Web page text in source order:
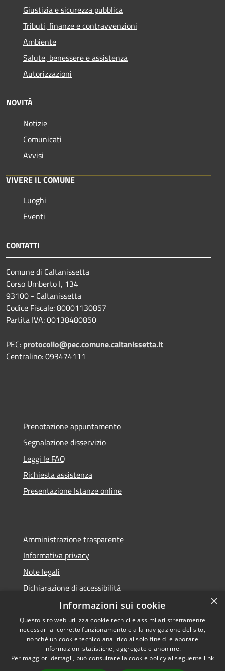
Giustizia e sicurezza pubblica
Tributi, finanze e contravvenzioni
Ambiente
Salute, benessere e assistenza
Autorizzazioni
NOVITÀ
Notizie
Comunicati
Avvisi
VIVERE IL COMUNE
Luoghi
Eventi
CONTATTI
Comune di Caltanissetta
Corso Umberto I, 134
93100 - Caltanissetta
Codice Fiscale: 80001130857
Partita IVA: 00138480850
PEC: protocollo@pec.comune.caltanissetta.it
Centralino: 093474111
Prenotazione appuntamento
Segnalazione disservizio
Leggi le FAQ
Richiesta assistenza
Presentazione Istanze online
Amministrazione trasparente
Informativa privacy
Note legali
Dichiarazione di accessibilità
Accessibilità
Privacy
Copyright © 2026 • Comune di
Caltanissetta • Powered by
Municipium•Accesso
×
Informazioni sui cookie
Questo sito web utilizza cookie tecnici e assimilati strettamente
necessari al corretto funzionamento e alla navigazione del sito,
nonché un cookie tecnico analitico al solo fine di elaborare
informazioni statistiche, aggregate e anonime.
Per maggiori dettagli, può consultare la cookie policy al seguente link